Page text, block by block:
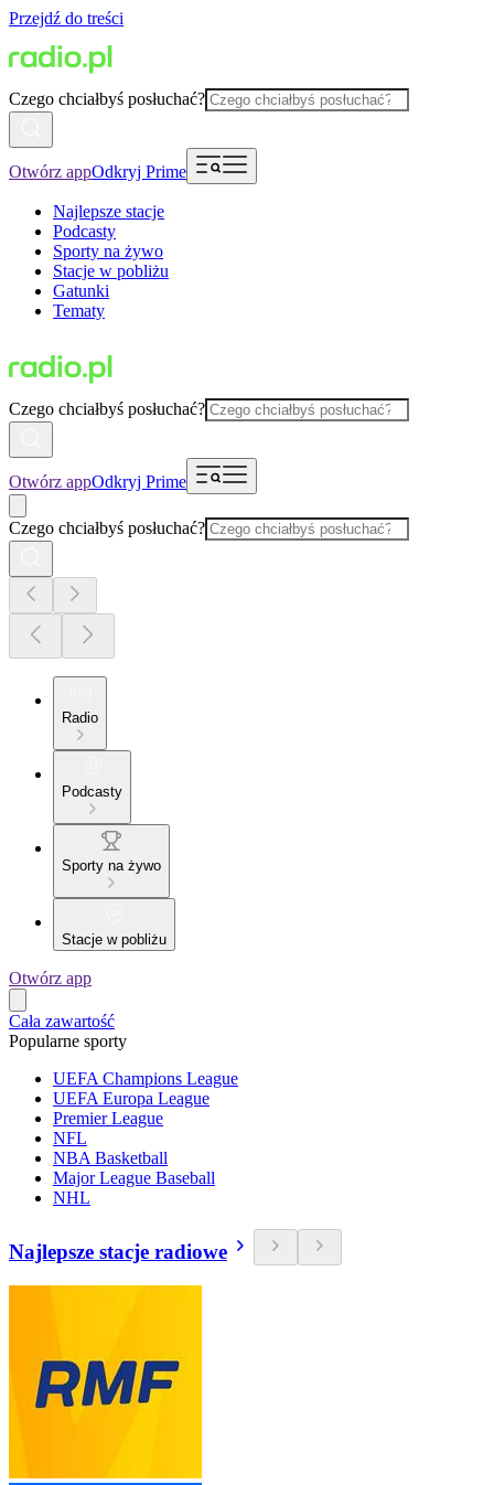
Przejdź do treści
Czego chciałbyś posłuchać?
Otwórz appOdkryj Prime
Najlepsze stacje
Podcasty
Sporty na żywo
Stacje w pobliżu
Gatunki
Tematy
Czego chciałbyś posłuchać?
Otwórz appOdkryj Prime
Czego chciałbyś posłuchać?
Radio
Podcasty
Sporty na żywo
Stacje w pobliżu
Otwórz app
Cała zawartość
Popularne sporty
UEFA Champions League
UEFA Europa League
Premier League
NFL
NBA Basketball
Major League Baseball
NHL
Najlepsze stacje radiowe